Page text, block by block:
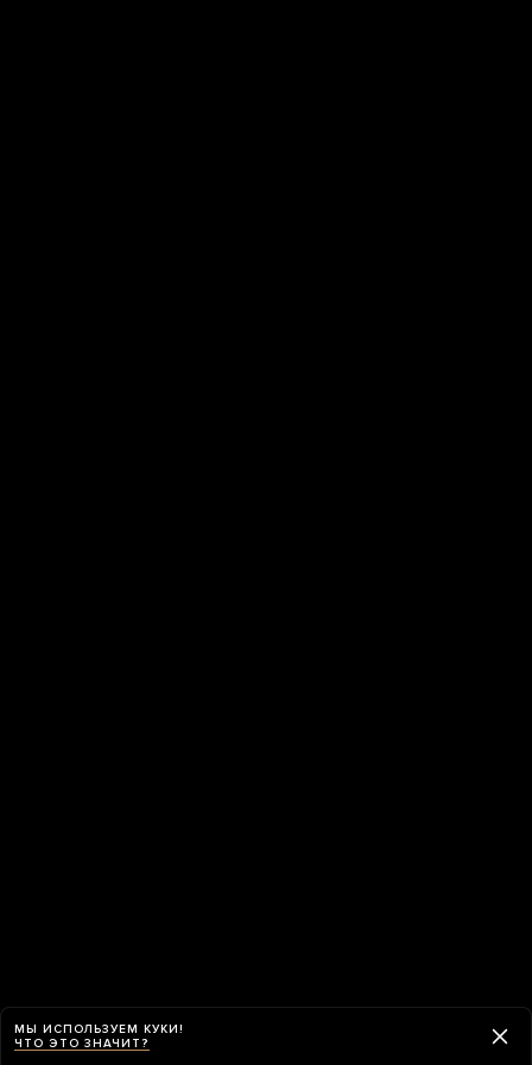
МЫ ИСПОЛЬЗУЕМ КУКИ!
ЧТО ЭТО ЗНАЧИТ?